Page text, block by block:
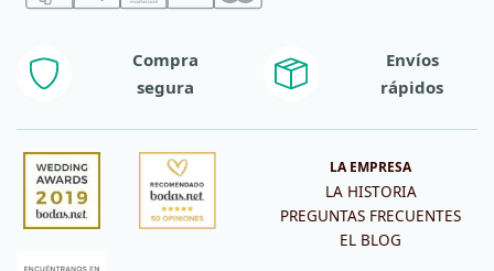
Compra
segura
Envíos
rápidos
LA EMPRESA
LA HISTORIA
PREGUNTAS FRECUENTES
EL BLOG